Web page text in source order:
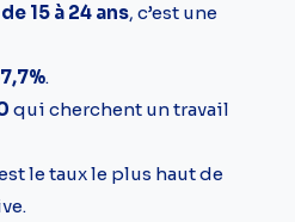
15 à 24 ans, c’est une
.
qui cherchent un travail
le taux le plus haut de